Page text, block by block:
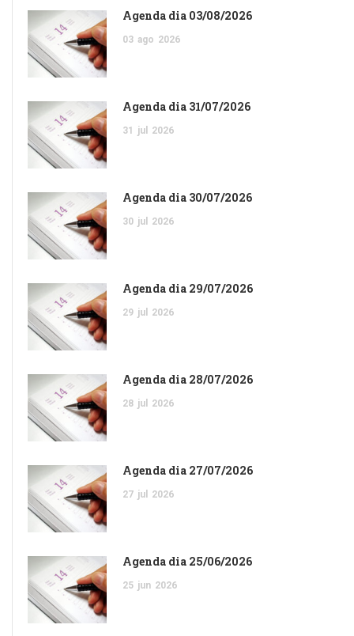
Agenda dia 03/08/2026
03 ago 2026
Agenda dia 31/07/2026
31 jul 2026
Agenda dia 30/07/2026
30 jul 2026
Agenda dia 29/07/2026
29 jul 2026
Agenda dia 28/07/2026
28 jul 2026
Agenda dia 27/07/2026
27 jul 2026
Agenda dia 25/06/2026
25 jun 2026